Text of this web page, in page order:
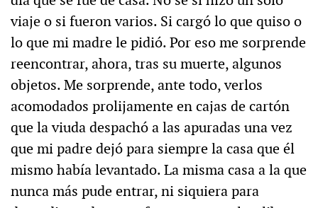
viaje o si fueron varios. Si cargó lo que quiso o
lo que mi madre le pidió. Por eso me sorprende
reencontrar, ahora, tras su muerte, algunos
objetos. Me sorprende, ante todo, verlos
acomodados prolijamente en cajas de cartón
que la viuda despachó a las apuradas una vez
que mi padre dejó para siempre la casa que él
mismo había levantado. La misma casa a la que
nunca más pude entrar, ni siquiera para